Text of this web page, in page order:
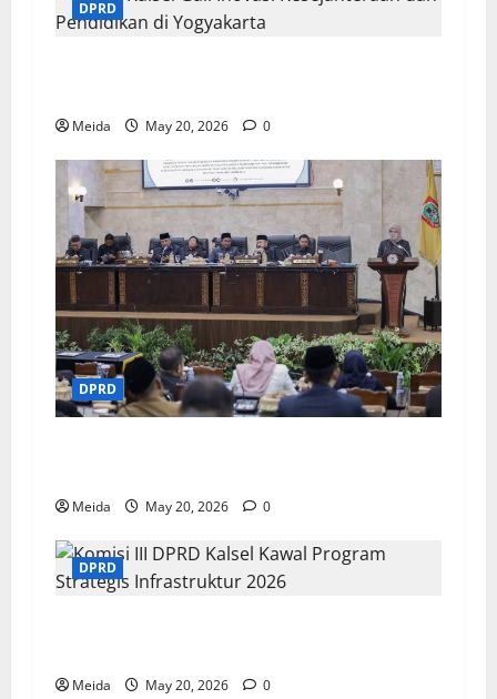
DPRD
Meida May 20, 2026 0
DPRD
Meida May 20, 2026 0
DPRD
Meida May 20, 2026 0